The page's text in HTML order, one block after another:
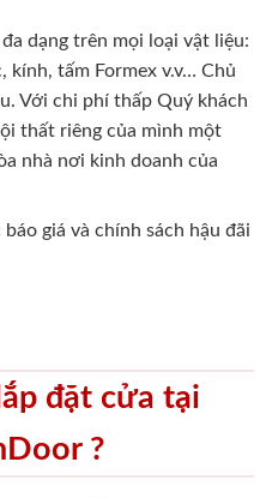
dạng trên mọi loại vật liệu:
kính, tấm Formex v.v… Chủ
Với chi phí thấp Quý khách
thất riêng của mình một
nhà nơi kinh doanh của
giá và chính sách hậu đãi
đặt cửa tại
?